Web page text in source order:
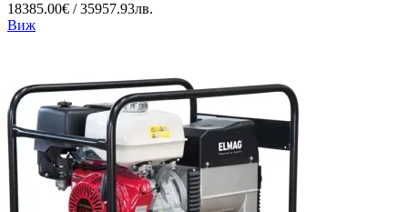
18385.00€ / 35957.93лв.
Виж